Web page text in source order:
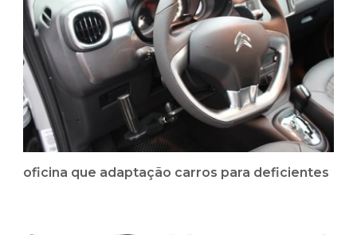
oficina que adaptação carros para deficientes